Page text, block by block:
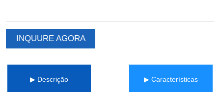
INQUURE AGORA
▶ Descrição ▶ Características